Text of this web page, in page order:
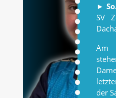
►
SV
Am
der